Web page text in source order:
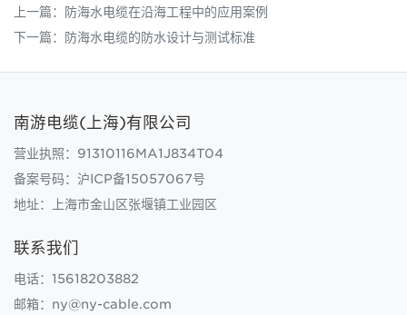
上一篇： 防海水电缆在沿海工程中的应用案例
下一篇： 防海水电缆的防水设计与测试标准
南游电缆(上海)有限公司
营业执照：91310116MA1J834T04
备案号码： 沪ICP备15057067号
地址：上海市金山区张堰镇工业园区
联系我们
电话：15618203882
邮箱：ny@ny-cable.com